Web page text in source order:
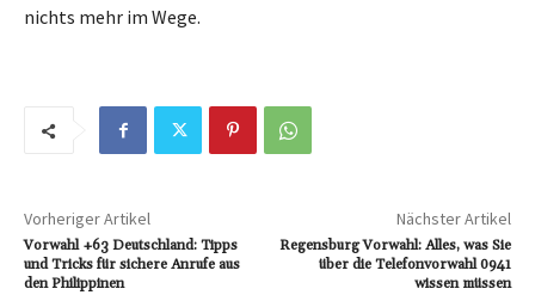
nichts mehr im Wege.
Vorheriger Artikel
Vorwahl +63 Deutschland: Tipps
und Tricks für sichere Anrufe aus
den Philippinen
Nächster Artikel
Regensburg Vorwahl: Alles, was Sie
über die Telefonvorwahl 0941
wissen müssen